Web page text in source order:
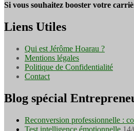
Si vous souhaitez booster votre
Liens Utiles
Qui est Jérôme Hoarau ?
Mentions légales
Politique de Confidentialité
Contact
Blog spécial
Reconversion professionnelle :
Test intelligence émotionnelle